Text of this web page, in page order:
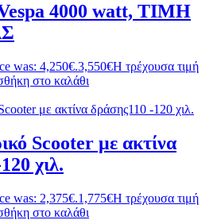
4000 watt, ΤΙΜΗ
was: 4,250€.3,550€Η τρέχουσα τιμή
στο καλάθι
Scooter με ακτίνα
χιλ.
was: 2,375€.1,775€Η τρέχουσα τιμή
στο καλάθι